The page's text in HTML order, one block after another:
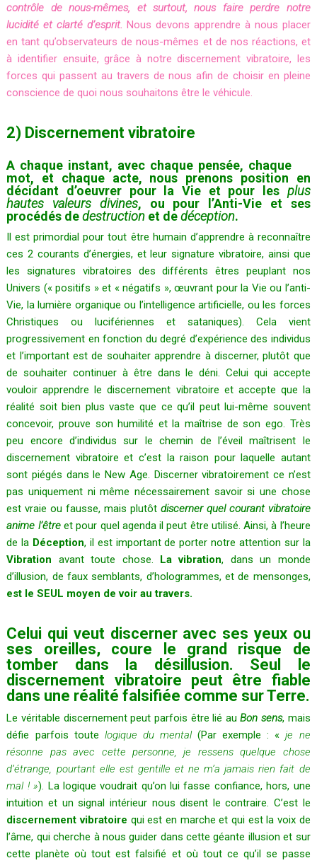
contrôle de nous-mêmes, et surtout, nous faire perdre notre
lucidité et clarté d’esprit.Nous devons apprendre à nous placer
en tant qu’observateurs de nous-mêmes et de nos réactions, et
à identifier ensuite, grâce à notre discernement vibratoire, les
forces qui passent au travers de nous afin de choisir en pleine
conscience de quoi nous souhaitons être le véhicule.
2) Discernement vibratoire
A chaque instant, avec chaque pensée, chaque
mot, et chaque acte, nous prenons position en
décidant d’oeuvrer pour la Vie et pour les plus
hautes valeurs divines, ou pour l’Anti-Vie et ses
procédés dedestruction et dedéception.
Il est primordial pour tout être humain d’apprendre à reconnaître
ces 2 courants d’énergies, et leur signature vibratoire, ainsi que
les signatures vibratoires des différents êtres peuplant nos
Univers (« positifs » et « négatifs », œuvrant pour la Vie ou l’anti-
Vie, la lumière organique ou l’intelligence artificielle, ou les forces
Christiques ou lucifériennes et sataniques). Cela vient
progressivement en fonction du degré d’expérience des individus
et l’important est de souhaiter apprendre à discerner, plutôt que
de souhaiter continuer à être dans le déni. Celui qui accepte
vouloir apprendre le discernement vibratoire et accepte que la
réalité soit bien plus vaste que ce qu’il peut lui-même souvent
concevoir, prouve son humilité et la maîtrise de son ego. Très
peu encore d’individus sur le chemin de l’éveil maîtrisent le
discernement vibratoire et c’est la raison pour laquelle autant
sont piégés dans le New Age. Discerner vibratoirement ce n’est
pas uniquement ni même nécessairement savoir si une chose
est vraie ou fausse, mais plutôt discerner quel courant vibratoire
anime l’êtreet pour quel agenda il peut être utilisé. Ainsi, à l’heure
de la Déception, il est important de porter notre attention sur la
Vibration avant toute chose. La vibration, dans un monde
d’illusion, de faux semblants, d’hologrammes, et de mensonges,
est le SEUL moyen de voir au travers.
Celui qui veut discerner avec ses yeux ou
ses oreilles, coure le grand risque de
tomber dans la désillusion. Seul le
discernement vibratoire peut être fiable
dans une réalité falsifiée comme sur Terre.
Le véritable discernement peut parfois être lié auBon sens, mais
défie parfois toute logique du mental(Par exemple : «je ne
résonne pas avec cette personne, je ressens quelque chose
d’étrange, pourtant elle est gentille et ne m’a jamais rien fait de
mal ! »). La logique voudrait qu’on lui fasse confiance, hors, une
intuition et un signal intérieur nous disent le contraire. C’est le
discernement vibratoire qui est en marche et qui est la voix de
l’âme, qui cherche à nous guider dans cette géante illusion et sur
cette planète où tout est falsifié et où tout ce qu’il se passe